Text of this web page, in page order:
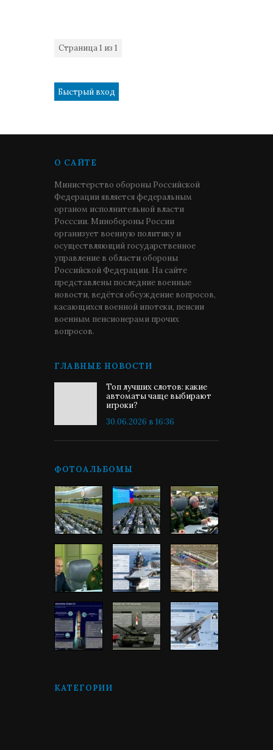
Страница1 из 1
О САЙТЕ
Министерство обороны Российской
Федерации является федеральным
органом исполнительной власти
Росссии. Минобороны России
организует военную политику и
осуществляющий государственное
управление в области обороны
Российской Федерации. На сайте
представлены последние военные
новости, ведётся обсуждение вопросов,
касающихся военной ипотеки, пенсии
военным пенсионерами прочих
вопросов.
ГЛАВНЫЕ НОВОСТИ
Топ лучших слотов: какие
автоматы чаще выбирают
игроки?
30.06.2026 в 16:36
ФОТОАЛЬБОМЫ
КАТЕГОРИИ